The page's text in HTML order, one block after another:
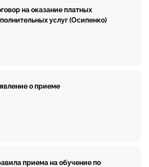
на оказание платных
услуг (Осипенко)
о приеме
приема на обучение по